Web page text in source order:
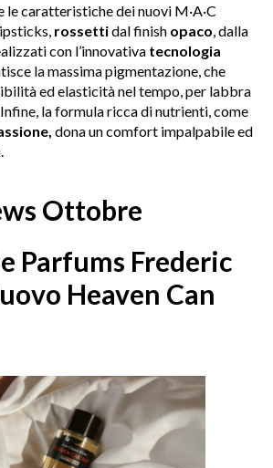
le caratteristiche dei nuovi M·A·C
rossettidal finish opaco , dalla
con l’innovativa tecnologia
la massima pigmentazione, che
ed elasticità nel tempo, per labbra
la formula ricca di nutrienti, come
dona un comfort impalpabile ed
Ottobre
Parfums Frederic
Heaven Can